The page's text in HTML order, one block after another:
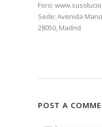
Foro:
Sede: Avenida
28050, Madrid
POST A